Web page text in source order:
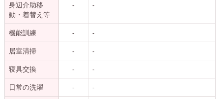
身辺介助移
動・着替え等
- -
機能訓練 - -
居室清掃 - -
寝具交換 - -
日常の洗濯 - -